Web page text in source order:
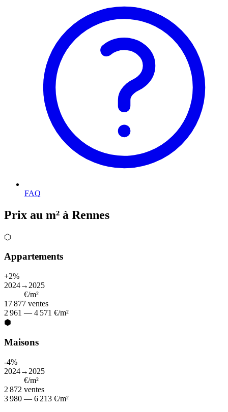
FAQ
Prix au m² à Rennes
⬡
Appartements
+2%
2024→2025
€/m²
17 877 ventes
2 961 — 4 571 €/m²
⬢
Maisons
-4%
2024→2025
€/m²
2 872 ventes
3 980 — 6 213 €/m²